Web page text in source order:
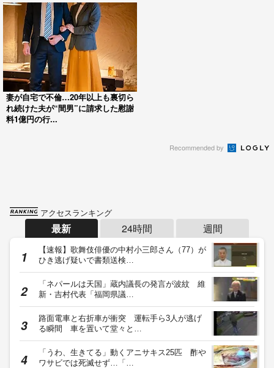
妻が自宅で不倫…20年以上も裏切ら
れ続けた夫が“間男”に請求した慰謝
料1億円の行...
Recommended by
アクセスランキング
最新 24時間 週間
【速報】歌舞伎俳優の中村小三郎さん（77）が
ひき逃げ疑いで書類送検…
「ネパールは天国」蔵内議長の発言が波紋 維
新・吉村代表「福岡県議…
路面電車と右折車が衝突 運転手ら3人が逃げ
る瞬間 車を置いて堂々と…
「うわ、生きてる」動くアニサキス25匹 酢や
ワサビでは死滅せず…「…